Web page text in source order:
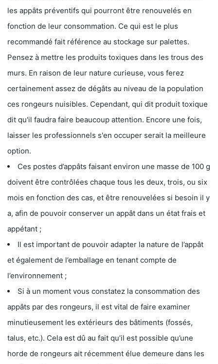
les appâts préventifs qui pourront être renouvelés en
fonction de leur consommation. Ce qui est le plus
recommandé fait référence au stockage sur palettes.
Pensez à mettre les produits toxiques dans les trous des
murs. En raison de leur nature curieuse, vous ferez
certainement assez de dégâts au niveau de la population
ces rongeurs nuisibles. Cependant, qui dit produit toxique
dit qu'il faudra faire beaucoup attention. Encore une fois,
laisser les professionnels s'en occuper serait la meilleure
option.
Ces postes d’appâts faisant environ une masse de 100 g
doivent être contrôlées chaque tous les deux, trois, ou six
mois en fonction des cas, et être renouvelées si besoin il y
a, afin de pouvoir conserver un appât dans un état frais et
appétant ;
Il est important de pouvoir adapter la nature de l’appât
et également de l’emballage en tenant compte de
l’environnement ;
Si à un moment vous constatez la consommation des
appâts par des rongeurs, il est vital de faire examiner
minutieusement les extérieurs des bâtiments (fossés,
talus, etc.). Cela est dû au fait qu’il est possible qu’une
horde de rongeurs ait récemment élue demeure dans les